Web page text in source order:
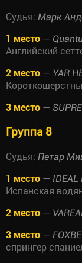
Судья: Марк
1 место —
Английский
2 место — YAR
3 место —
Группа 8
Судья: Петар
1 место — IDEAL
Испанская
2 место —
3 место —
спрингер